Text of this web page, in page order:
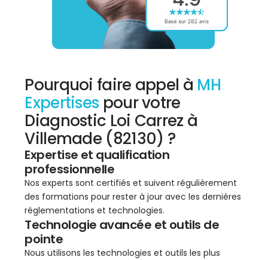
Pourquoi faire appel à MH
Expertises pour votre
Diagnostic Loi Carrez à
Villemade (82130) ?
Expertise et qualification
professionnelle
Nos experts sont certifiés et suivent régulièrement
des formations pour rester à jour avec les dernières
réglementations et technologies.
Technologie avancée et outils de
pointe
Nous utilisons les technologies et outils les plus